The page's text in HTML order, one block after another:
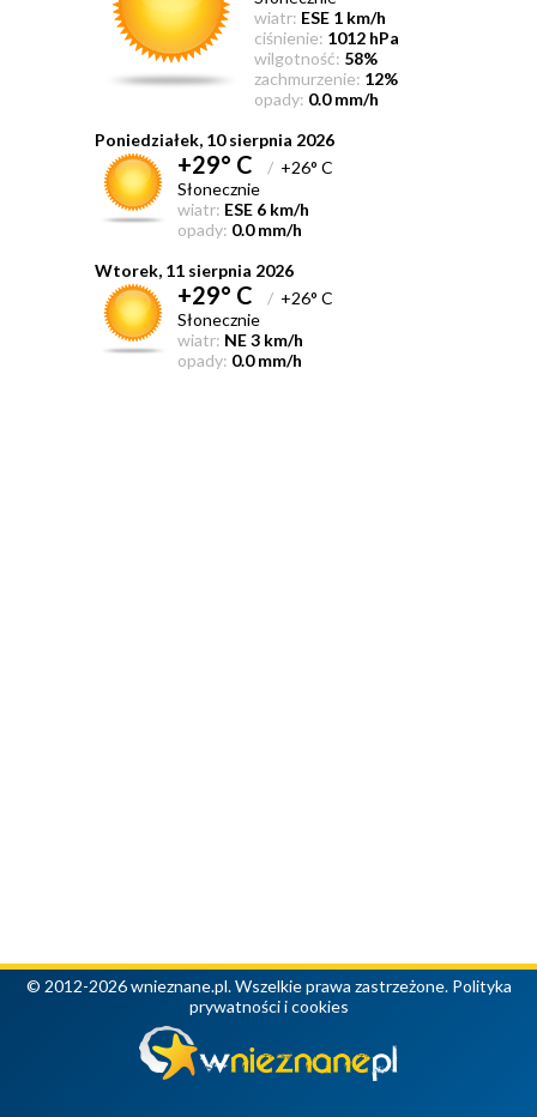
wiatr: ESE 1 km/h
ciśnienie: 1012 hPa
wilgotność: 58%
zachmurzenie: 12%
opady: 0.0 mm/h
Poniedziałek, 10 sierpnia 2026
+29° C /+26° C
Słonecznie
wiatr: ESE 6 km/h
opady: 0.0 mm/h
Wtorek, 11 sierpnia 2026
+29° C /+26° C
Słonecznie
wiatr: NE 3 km/h
opady: 0.0 mm/h
© 2012-2026 wnieznane.pl. Wszelkie prawa zastrzeżone. Polityka
prywatności i cookies